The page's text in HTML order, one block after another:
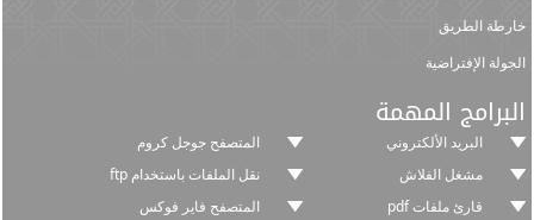
خارطة الطريق
الجولة الإفتراضية
البرامج المهمة
البريد الألكتروني
المتصفح جوجل كروم
مشغل الفلاش
نقل الملفات باستخدام ftp
قارئ ملفات pdf
المتصفح فاير فوكس